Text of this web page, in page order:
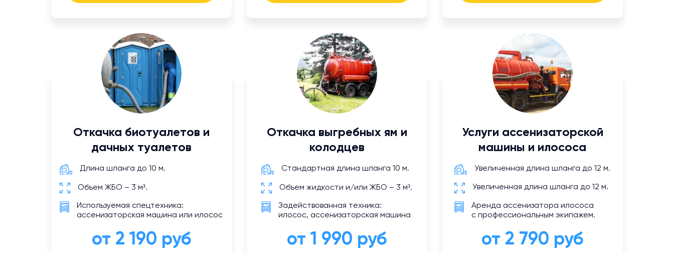
Откачка биотуалетов и
дачных туалетов
Длина шланга до 10 м.
Объем ЖБО – 3 м³.
Используемая спецтехника:
ассенизаторская машина или илосос
от 2 190 руб
Откачка выгребных ям и
колодцев
Стандартная длина шланга 10 м.
Объем жидкости и/или ЖБО – 3 м³.
Задействованная техника:
илосос, ассенизаторская машина
от 1 990 руб
Услуги ассенизаторской
машины и илососа
Увеличенная длина шланга до 12 м.
Увеличенная длина шланга до 12 м.
Аренда ассенизатора илососа
с профессиональным экипажем.
от 2 790 руб